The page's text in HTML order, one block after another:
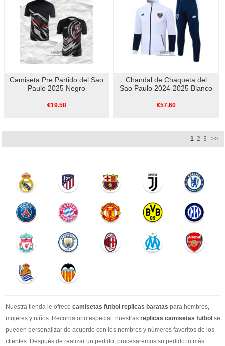
Camiseta Pre Partido del Sao
Paulo 2025 Negro
€19.58
Chandal de Chaqueta del
Sao Paulo 2024-2025 Blanco
€57.60
1 2 3 >>
Nuestra tienda le ofrece camisetas futbol replicas baratas para hombres,
mujeres y niños. Recordatorio especial: nuestras replicas camisetas futbol se
pueden personalizar de acuerdo con los nombres y números favoritos de los
clientes. Después de realizar un pedido, procesaremos su pedido lo más